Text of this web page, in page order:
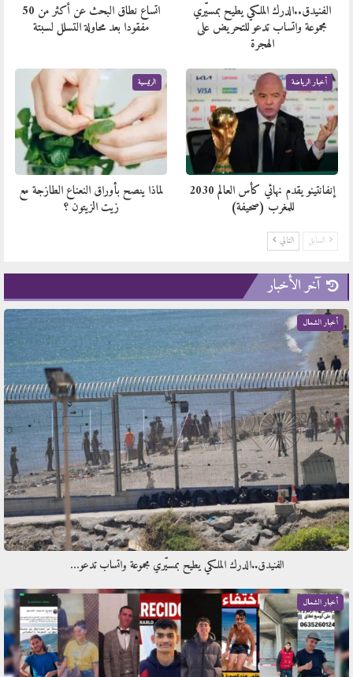
الفنيدق..الدرك الملكي يطيح بمسيّري
مجموعة واتساب تدعو للتحريض على
الهجرة
اتساع نطاق البحث عن أكثر من 50
مفقودا بعد محاولة التسلل لسبتة
أخبار الرياضة
إنفانتينو يقدم نهائي كأس العالم 2030
للمغرب (صحيفة)
الرئيسية
لماذا ينصح بأوراق النعناع الطازجة مع
زيت الزيتون ؟
السابق التالي
آخر الأخبار
أخبار الشمال
الفنيدق..الدرك الملكي يطيح بمسيّري مجموعة واتساب تدعو…
أخبار الشمال